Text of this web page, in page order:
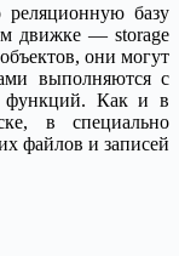
реляционную базу
движке — storage
они могут
выполняются с
функций. Как и в
в специально
файлов и записей